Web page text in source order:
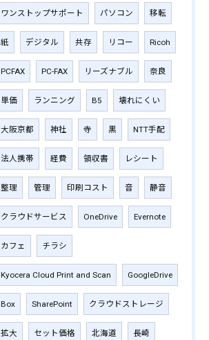
ワンストップサポート パソコン 移転
紙 デジタル 共存 リコー Ricoh
PCFAX PC-FAX リーズナブル 奈良
単価 ランニング B5 壊れにくい
大阪京都 神社 寺 黒 NTT手配
法人携帯 経費 領収書 レシート
整理 管理 印刷コスト 音 静音
クラウドサービス OneDrive Evernote
カフェ チラシ
Kyocera Cloud Print and Scan GoogleDrive
Box SharePoint クラウドストレージ
拡大 セット価格 北海道 長崎